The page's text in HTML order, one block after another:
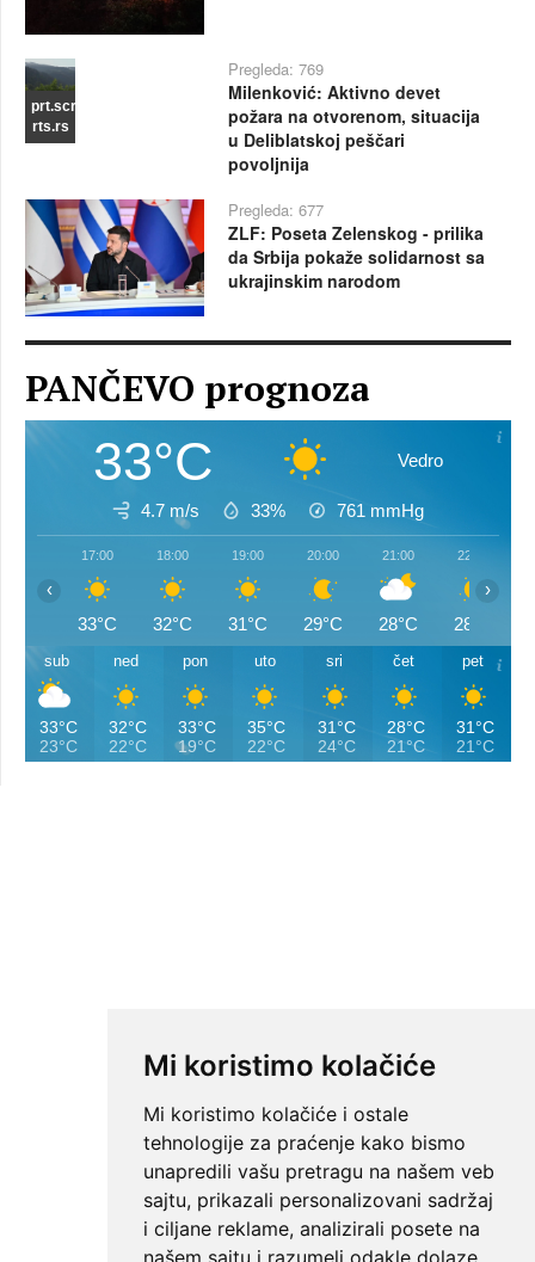
Mi koristimo kolačiće
Mi koristimo kolačiće i ostale
tehnologije za praćenje kako bismo
unapredili vašu pretragu na našem veb
sajtu, prikazali personalizovani sadržaj
i ciljane reklame, analizirali posete na
našem sajtu i razumeli odakle dolaze
prt.scr
rts.rs
Pregleda: 769
Milenković: Aktivno devet
požara na otvorenom, situacija
u Deliblatskoj peščari
povoljnija
Pregleda: 677
ZLF: Poseta Zelenskog - prilika
da Srbija pokaže solidarnost sa
ukrajinskim narodom
PANČEVO prognoza
33°C Vedro
4.7 m/s 33% 761 mmHg
17:00
33°C
18:00
32°C
19:00
31°C
20:00
29°C
21:00
28°C
22:00
28°C
‹ ›
sub
33°C
23°C
ned
32°C
22°C
pon
33°C
19°C
uto
35°C
22°C
sri
31°C
24°C
čet
28°C
21°C
pet
31°C
21°C